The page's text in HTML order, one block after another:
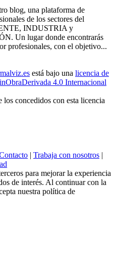
blog, una plataforma de
de los sectores del
INDUSTRIA y
Un lugar donde encontrarás
profesionales, con el objetivo...
está bajo una licencia de
4.0 Internacional
los concedidos con esta licencia
| Trabaja con nosotros |
para mejorar la experiencia
de interés. Al continuar con la
nuestra política de